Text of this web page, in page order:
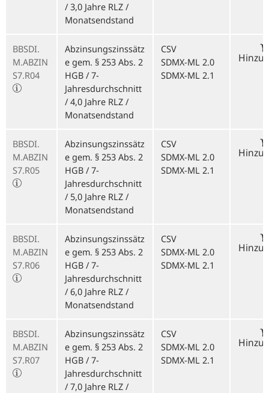
/ 3,0 Jahre RLZ /
Monatsendstand
BBSDI.
M.ABZIN
S7.R04
Abzinsungszinssätz
e gem. § 253 Abs. 2
HGB / 7-
Jahresdurchschnitt
/ 4,0 Jahre RLZ /
Monatsendstand
CSV
SDMX-ML 2.0
SDMX-ML 2.1
BBSDI.
M.ABZIN
S7.R05
Abzinsungszinssätz
e gem. § 253 Abs. 2
HGB / 7-
Jahresdurchschnitt
/ 5,0 Jahre RLZ /
Monatsendstand
CSV
SDMX-ML 2.0
SDMX-ML 2.1
BBSDI.
M.ABZIN
S7.R06
Abzinsungszinssätz
e gem. § 253 Abs. 2
HGB / 7-
Jahresdurchschnitt
/ 6,0 Jahre RLZ /
Monatsendstand
CSV
SDMX-ML 2.0
SDMX-ML 2.1
BBSDI.
M.ABZIN
S7.R07
Abzinsungszinssätz
e gem. § 253 Abs. 2
HGB / 7-
Jahresdurchschnitt
/ 7,0 Jahre RLZ /
CSV
SDMX-ML 2.0
SDMX-ML 2.1